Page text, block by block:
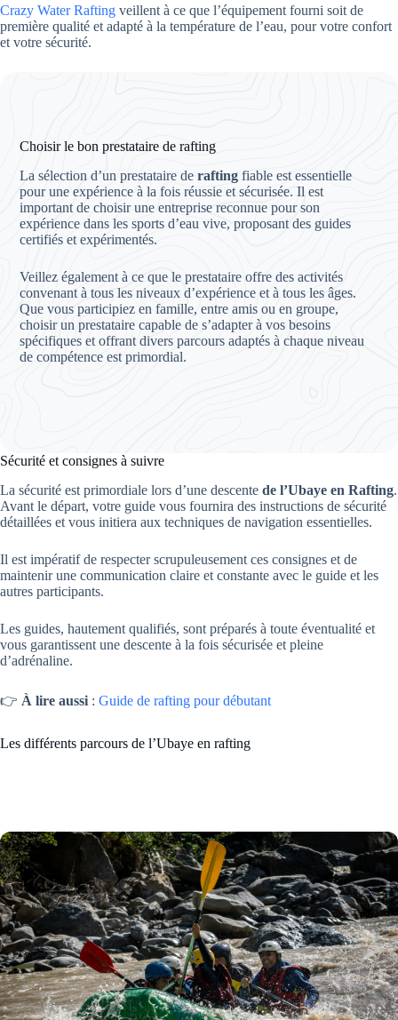
Crazy Water Rafting veillent à ce que l’équipement fourni soit de
première qualité et adapté à la température de l’eau, pour votre confort
et votre sécurité.
Choisir le bon prestataire de rafting
La sélection d’un prestataire derafting fiable est essentielle
pour une expérience à la fois réussie et sécurisée. Il est
important de choisir une entreprise reconnue pour son
expérience dans les sports d’eau vive, proposant des guides
certifiés et expérimentés.
Veillez également à ce que le prestataire offre des activités
convenant à tous les niveaux d’expérience et à tous les âges.
Que vous participiez en famille, entre amis ou en groupe,
choisir un prestataire capable de s’adapter à vos besoins
spécifiques et offrant divers parcours adaptés à chaque niveau
de compétence est primordial.
Sécurité et consignes à suivre
La sécurité est primordiale lors d’une descente de l’Ubaye en Rafting.
Avant le départ, votre guide vous fournira des instructions de sécurité
détaillées et vous initiera aux techniques de navigation essentielles.
Il est impératif de respecter scrupuleusement ces consignes et de
maintenir une communication claire et constante avec le guide et les
autres participants.
Les guides, hautement qualifiés, sont préparés à toute éventualité et
vous garantissent une descente à la fois sécurisée et pleine
d’adrénaline.
👉 À lire aussi : Guide de rafting pour débutant
Les différents parcours de l’Ubaye en rafting